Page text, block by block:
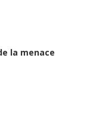
la menace